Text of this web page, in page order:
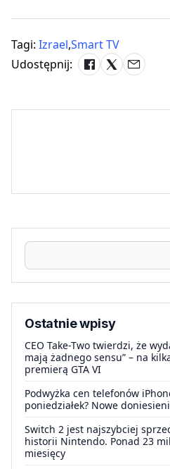
Tagi: Izrael,Smart TV
Udostępnij:
Ostatnie wpisy
CEO Take-Two twierdzi, że
mają żadnego sensu” – na
premierą GTA VI
Podwyżka cen telefonów
poniedziałek? Nowe
Switch 2 jest najszybciej
historii Nintendo. Ponad 23
miesięcy